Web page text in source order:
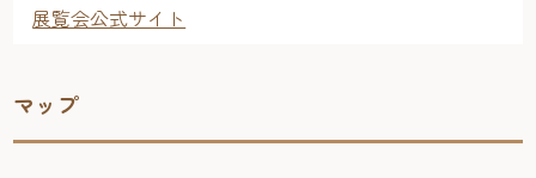
展覧会公式サイト
マップ